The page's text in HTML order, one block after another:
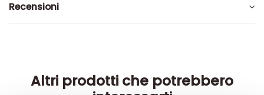
Recensioni
Altri prodotti che potrebbero